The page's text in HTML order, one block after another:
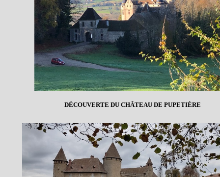
DÉCOUVERTE DU CHÂTEAU DE PUPETIÈRE